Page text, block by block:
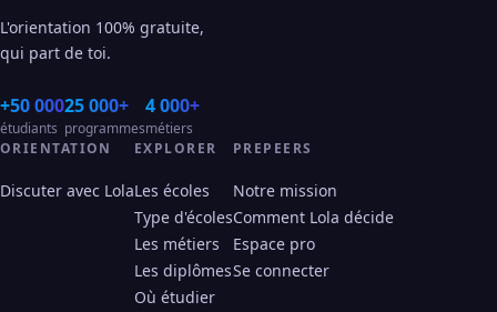
L'orientation 100% gratuite,
qui part de toi.
+50 000
étudiants
25 000+
programmes
4 000+
métiers
ORIENTATION
Discuter avec Lola
EXPLORER
Les écoles
Type d'écoles
Les métiers
Les diplômes
Où étudier
PREPEERS
Notre mission
Comment Lola décide
Espace pro
Se connecter